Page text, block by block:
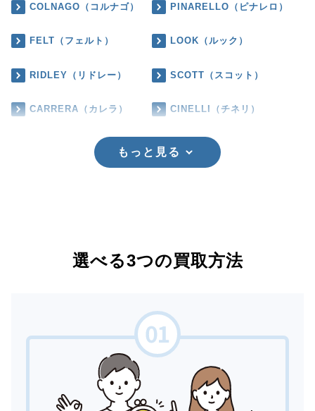
COLNAGO（コルナゴ） PINARELLO（ピナレロ）
FELT（フェルト） LOOK（ルック）
RIDLEY（リドレー） SCOTT（スコット）
CARRERA（カレラ） CINELLI（チネリ）
もっと見る
選べる3つの買取方法